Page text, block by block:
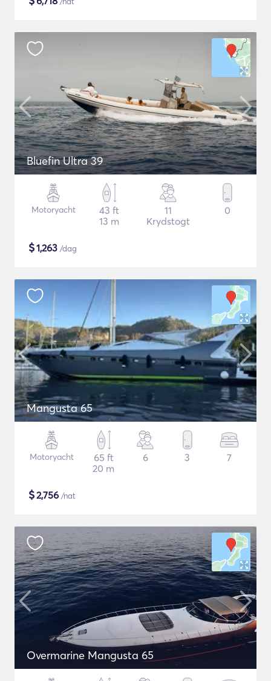
Bluefin Ultra 39
Motoryacht
43 ft
13 m
11
Krydstogt
0
$1,263 /dag
Mangusta 65
Motoryacht
65 ft
20 m
6 3 7
$2,756 /nat
Overmarine Mangusta 65